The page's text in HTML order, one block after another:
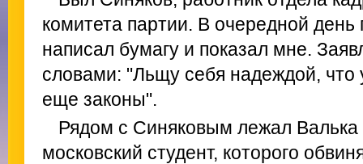
комитета партии. В очередной день
написал бумагу и показал мне.
словами: "Льщу себя надеждой, что
еще законы".
Рядом с Синяковым лежал
московский студент, которого